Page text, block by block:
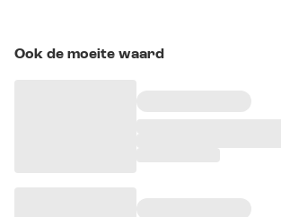
Ook de moeite waard